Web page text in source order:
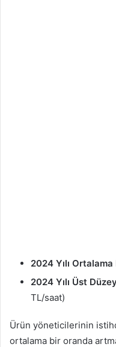
2024 Yılı
2024 Yılı Üst
TL/saat)
Ürün yöneticilerinin
ortalama bir oranda